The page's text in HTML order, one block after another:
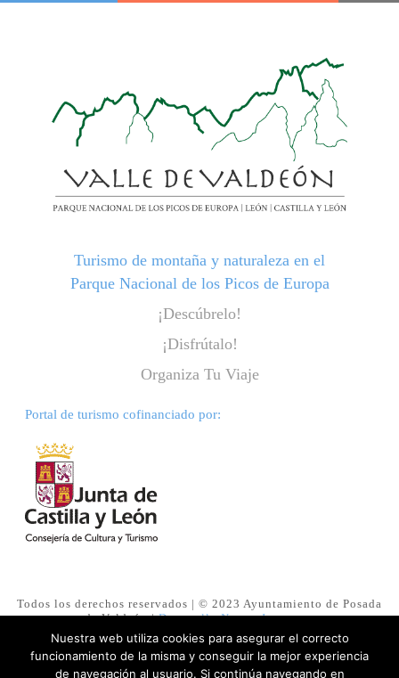
Turismo de montaña y naturaleza en el
Parque Nacional de los Picos de Europa
¡Descúbrelo!
¡Disfrútalo!
Organiza Tu Viaje
Portal de turismo cofinanciado por:
Todos los derechos reservados | © 2023 Ayuntamiento de Posada
de Valdeón |Desarrollo NuevasImagenes
Aviso legal
Nuestra web utiliza cookies para asegurar el correcto
funcionamiento de la misma y conseguir la mejor experiencia
de navegación al usuario. Si continúa navegando en